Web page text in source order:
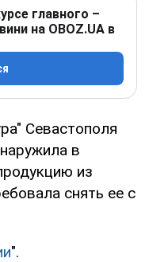
главного –
на OBOZ.UA в
Севастополя
в
из
снять ее с
".